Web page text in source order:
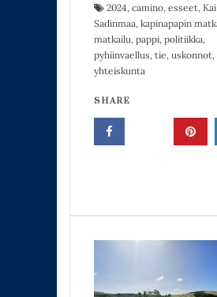
2024, camino, esseet, Kai
Sadinmaa, kapinapapin
matkailu, pappi, politiikka,
pyhiinvaellus, tie, uskonnot,
yhteiskunta
SHARE